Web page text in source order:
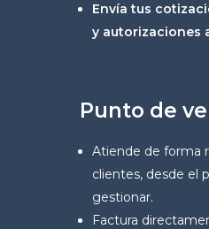
Envía tus
y autorizaciones
Punto de
Atiende de forma
clientes, desde el
gestionar.
Factura